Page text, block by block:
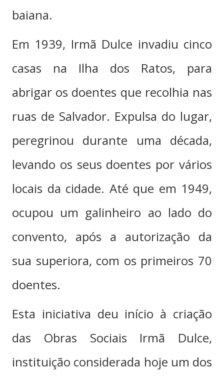
baiana.
Em 1939, Irmã Dulce invadiu cinco
casas na Ilha dos Ratos, para
abrigar os doentes que recolhia nas
ruas de Salvador. Expulsa do lugar,
peregrinou durante uma década,
levando os seus doentes por vários
locais da cidade. Até que em 1949,
ocupou um galinheiro ao lado do
convento, após a autorização da
sua superiora, com os primeiros 70
doentes.
Esta iniciativa deu início à criação
das Obras Sociais Irmã Dulce,
instituição considerada hoje um dos